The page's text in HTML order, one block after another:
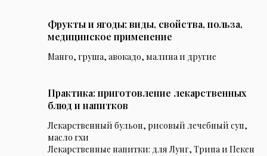
Фрукты и ягоды: виды, свойства, польза,
медицинское применение
Манго, груша, авокадо, малина и другие
Практика: приготовление лекарственных
блюд и напитков
Лекарственный бульон, рисовый лечебный суп,
масло гхи
Лекарственные напитки: для Лунг, Трипа и Пекен